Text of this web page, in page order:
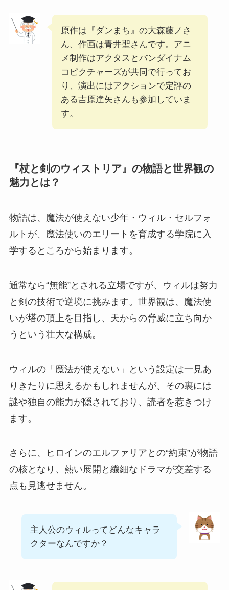
原作は『ダンまち』の大森藤ノさ
ん、作画は青井聖さんです。アニ
メ制作はアクタスとバンダイナム
コピクチャーズが共同で行ってお
り、演出にはアクションで定評の
ある吉原達矢さんも参加していま
す。
『杖と剣のウィストリア』の物語と世界観の
魅力とは？
物語は、魔法が使えない少年・ウィル・セルフォ
ルトが、魔法使いのエリートを育成する学院に入
学するところから始まります。
通常なら“無能”とされる立場ですが、ウィルは努力
と剣の技術で逆境に挑みます。世界観は、魔法使
いが塔の頂上を目指し、天からの脅威に立ち向か
うという壮大な構成。
ウィルの「魔法が使えない」という設定は一見あ
りきたりに思えるかもしれませんが、その裏には
謎や独自の能力が隠されており、読者を惹きつけ
ます。
さらに、ヒロインのエルファリアとの“約束”が物語
の核となり、熱い展開と繊細なドラマが交差する
点も見逃せません。
主人公のウィルってどんなキャラ
クターなんですか？